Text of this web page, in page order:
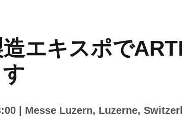
エキスポで
| Messe Luzern, Luzerne,